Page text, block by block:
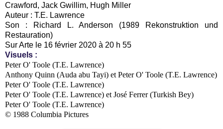
Crawford, Jack Gwillim, Hugh Miller
Auteur : T.E. Lawrence
Son : Richard L. Anderson (1989 Rekonstruktion und
Restauration)
Sur Arte le 16 février 2020 à 20 h 55
Visuels :
Peter O' Toole (T.E. Lawrence)
Anthony Quinn (Auda abu Tayi) et Peter O' Toole (T.E. Lawrence)
Peter O' Toole (T.E. Lawrence)
Peter O' Toole (T.E. Lawrence) et José Ferrer (Turkish Bey)
Peter O' Toole (T.E. Lawrence)
© 1988 Columbia Pictures